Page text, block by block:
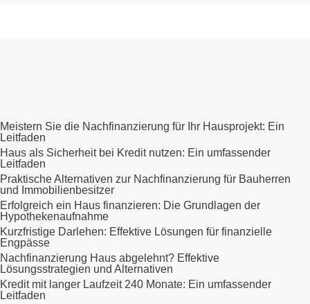
Meistern Sie die Nachfinanzierung für Ihr Hausprojekt: Ein
Leitfaden
Haus als Sicherheit bei Kredit nutzen: Ein umfassender
Leitfaden
Praktische Alternativen zur Nachfinanzierung für Bauherren
und Immobilienbesitzer
Erfolgreich ein Haus finanzieren: Die Grundlagen der
Hypothekenaufnahme
Kurzfristige Darlehen: Effektive Lösungen für finanzielle
Engpässe
Nachfinanzierung Haus abgelehnt? Effektive
Lösungsstrategien und Alternativen
Kredit mit langer Laufzeit 240 Monate: Ein umfassender
Leitfaden